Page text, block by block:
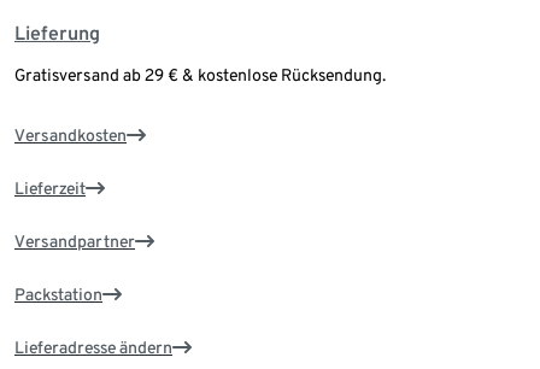
Lieferung
Gratisversand ab 29 € & kostenlose Rücksendung.
Versandkosten
Lieferzeit
Versandpartner
Packstation
Lieferadresse ändern